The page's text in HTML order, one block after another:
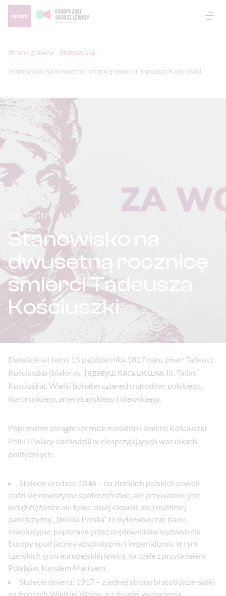
Strona główna Stanowiska
Stanowisko na dwusetną rocznicę śmierci Tadeusza Kościuszki
29.10.2017
Stanowisko na
dwusetną rocznicę
śmierci Tadeusza
Kościuszki
Dwieście lat temu 15 października 1817 roku zmarł Tadeusz
Kościuszko (białorus. Тадэвуш Касьцюшка, lit. Tadas
Kosciuška). Wielki bohater czterech narodów: polskiego,
białoruskiego, amerykańskiego i litewskiego.
Poprzednie okrągłe rocznice narodzin i śmierci Kościuszki
Polki i Polacy obchodzili w niesprzyjających warunkach
politycznych:
Stulecie urodzin: 1846 – na ziemiach polskich powoli
rodzi się nowożytne społeczeństwo, ale przywalone jest
wciąż ciężarem nie tylko obcej niewoli, ale i rodzimej
pańszczyzny. „Wolna Polska” to było wówczas hasło
rewolucyjne, popierane przez orędowników wyzwolenia
Europy spod jarzma absolutyzmu i imperializmu, w tym
szerokich gron europejskiej lewicy, na czele z przyjacielem
Polaków, Karolem Marksem.
Stulecie śmierci: 1917 – z jednej strony bratobójcze walki
na frontach Wielkiej Wojny, a z drugiej wydarzenia